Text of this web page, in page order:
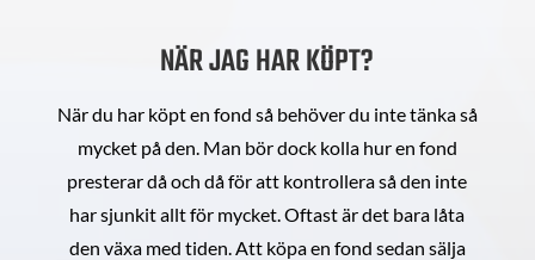
NÄR JAG HAR KÖPT?
När du har köpt en fond så behöver du inte tänka så
mycket på den. Man bör dock kolla hur en fond
presterar då och då för att kontrollera så den inte
har sjunkit allt för mycket. Oftast är det bara låta
den växa med tiden. Att köpa en fond sedan sälja